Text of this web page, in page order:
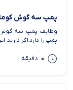
پمپ سه گوش
وظایف پمپ سه
پمپ را دارد.اگر دارید
0 دقیقه